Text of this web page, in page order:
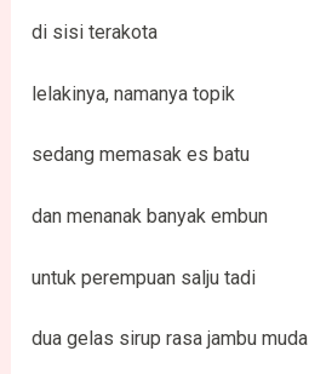
di sisi terakota
lelakinya, namanya topik
sedang memasak es batu
dan menanak banyak embun
untuk perempuan salju tadi
dua gelas sirup rasa jambu muda